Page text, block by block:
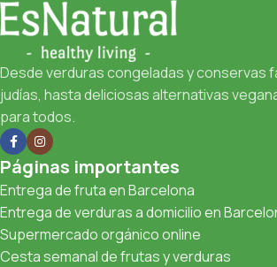
Desde verduras congeladas y conservas
judías, hasta deliciosas alternativas
para todos.
Páginas importantes
Entrega de fruta en Barcelona
Entrega de verduras a domicilio en
Supermercado orgánico online
Cesta semanal de frutas y verduras